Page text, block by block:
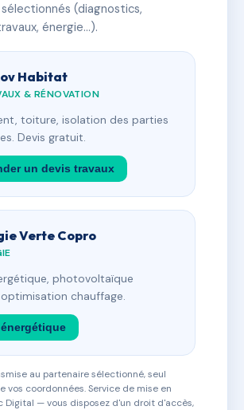
(diagnostics,
énergie…).
Habitat
& RÉNOVATION
toiture, isolation des parties
Devis gratuit.
un devis travaux
Verte Copro
photovoltaïque
chauffage.
énergétique
au partenaire sélectionné, seul
vos coordonnées. Service de mise en
Digital — vous disposez d'un droit d'accès,